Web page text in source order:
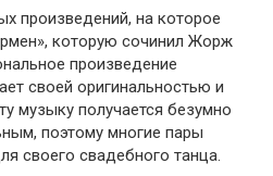
произведений, на которое
которую сочинил Жорж
произведение
своей оригинальностью и
музыку получается безумно
поэтому многие пары
своего свадебного танца.